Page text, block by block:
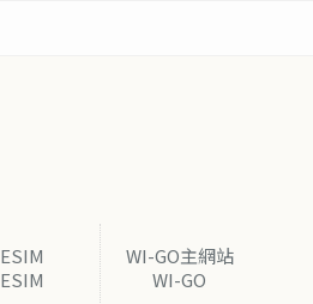
ESIM
ESIM
WI-GO主網站
WI-GO